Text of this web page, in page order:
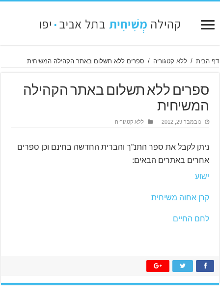
דף הבית / ללא קטגוריה / ספרים ללא תשלום באתר הקהילה המשיחית
ספרים ללא תשלום באתר הקהילה
המשיחית
נובמבר 29, 2012 ללא קטגוריה
ניתן לקבל את ספר התנ”ך והברית החדשה בחינם וכן ספרים
אחרים באתרים הבאים:
ישוע
קרן אחוה משיחית
לחם החיים